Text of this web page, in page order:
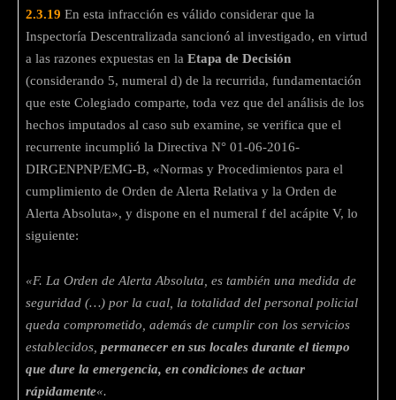
2.3.19 En esta infracción es válido considerar que la
Inspectoría Descentralizada sancionó al investigado, en virtud
a las razones expuestas en la Etapa de Decisión
(considerando 5, numeral d) de la recurrida, fundamentación
que este Colegiado comparte, toda vez que del análisis de los
hechos imputados al caso sub examine, se verifica que el
recurrente incumplió la Directiva N° 01-06-2016-
DIRGENPNP/EMG-B, «Normas y Procedimientos para el
cumplimiento de Orden de Alerta Relativa y la Orden de
Alerta Absoluta», y dispone en el numeral f del acápite V, lo
siguiente:
«F. La Orden de Alerta Absoluta, es también una medida de
seguridad (…) por la cual, la totalidad del personal policial
queda comprometido, además de cumplir con los servicios
establecidos, permanecer en sus locales durante el tiempo
que dure la emergencia, en condiciones de actuar
rápidamente«.